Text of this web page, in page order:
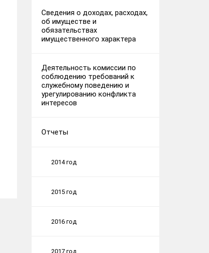
Сведения о доходах, расходах,
об имуществе и
обязательствах
имущественного характера
Деятельность комиссии по
соблюдению требований к
служебному поведению и
урегулированию конфликта
интересов
Отчеты
2014 год
2015 год
2016 год
2017 год